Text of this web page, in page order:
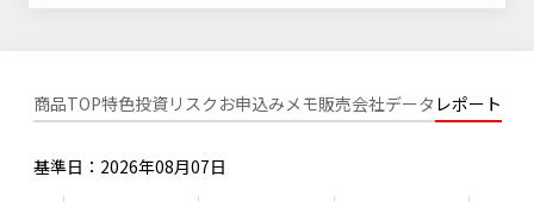
投資信託償還商品のご案内
有価証券届出書の効力の発生の有無について
こだわりのインデックスファンド 購入・換金手数料なしシ
NAMシティ
受賞歴
方針・その他開示情報
商品TOP特色投資リスク お申込みメモ販売会社データ レポート
基準日：2026年08月07日